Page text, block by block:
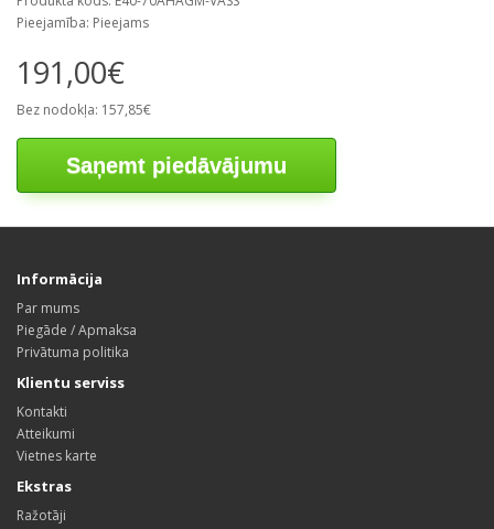
Pieejamība: Pieejams
191,00€
Bez nodokļa: 157,85€
Saņemt piedāvājumu
Informācija
Par mums
Piegāde / Apmaksa
Privātuma politika
Klientu serviss
Kontakti
Atteikumi
Vietnes karte
Ekstras
Ražotāji